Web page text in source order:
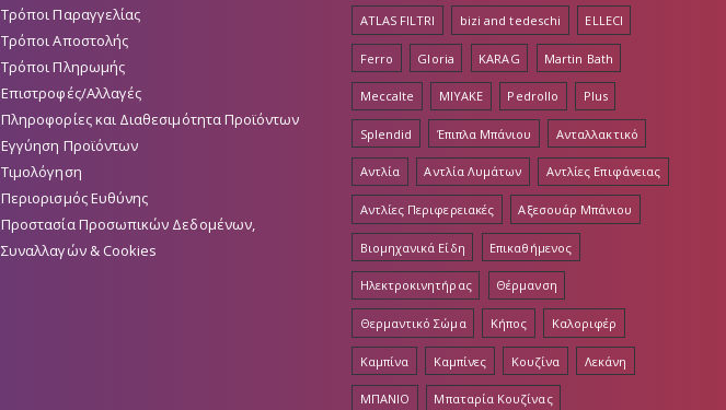
Τρόποι Παραγγελίας
Τρόποι Αποστολής
Τρόποι Πληρωμής
Επιστροφές/Αλλαγές
Πληροφορίες και Διαθεσιμότητα Προϊόντων
Εγγύηση Προϊόντων
Τιμολόγηση
Περιορισμός Ευθύνης
Προστασία Προσωπικών Δεδομένων,
Συναλλαγών & Cookies
ATLAS FILTRI bizi and tedeschi ELLECI
Ferro Gloria KARAG Martin Bath
Meccalte MIYAKE Pedrollo Plus
Splendid Έπιπλα Μπάνιου Ανταλλακτικό
Αντλία Αντλία Λυμάτων Αντλίες Επιφάνειας
Αντλίες Περιφερειακές Αξεσουάρ Μπάνιου
Βιομηχανικά Είδη Επικαθήμενος
Ηλεκτροκινητήρας Θέρμανση
Θερμαντικό Σώμα Κήπος Καλοριφέρ
Καμπίνα Καμπίνες Κουζίνα Λεκάνη
ΜΠΑΝΙΟ Μπαταρία Κουζίνας